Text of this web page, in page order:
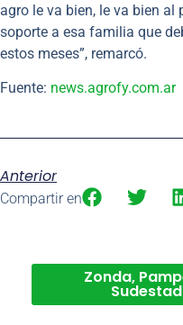
agro le va bien, le va bien
soporte a esa familia que
estos meses”, remarcó.
Fuente: news.agrofy.com.ar
Anterior
Compartir en
Zonda,